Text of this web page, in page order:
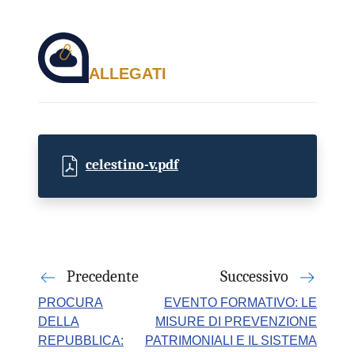
ALLEGATI
celestino-v.pdf
Precedente
PROCURA
DELLA
REPUBBLICA:
Successivo
EVENTO FORMATIVO: LE
MISURE DI PREVENZIONE
PATRIMONIALI E IL SISTEMA